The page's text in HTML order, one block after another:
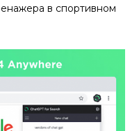
в спортивном